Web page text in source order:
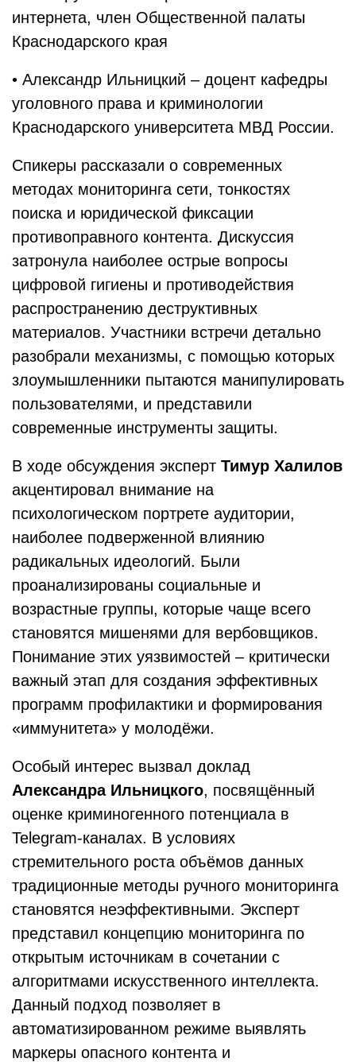
интернета, член Общественной палаты
Краснодарского края
• Александр Ильницкий – доцент кафедры
уголовного права и криминологии
Краснодарского университета МВД России.
Спикеры рассказали о современных
методах мониторинга сети, тонкостях
поиска и юридической фиксации
противоправного контента. Дискуссия
затронула наиболее острые вопросы
цифровой гигиены и противодействия
распространению деструктивных
материалов. Участники встречи детально
разобрали механизмы, с помощью которых
злоумышленники пытаются манипулировать
пользователями, и представили
современные инструменты защиты.
В ходе обсуждения эксперт Тимур Халилов
акцентировал внимание на
психологическом портрете аудитории,
наиболее подверженной влиянию
радикальных идеологий. Были
проанализированы социальные и
возрастные группы, которые чаще всего
становятся мишенями для вербовщиков.
Понимание этих уязвимостей – критически
важный этап для создания эффективных
программ профилактики и формирования
«иммунитета» у молодёжи.
Особый интерес вызвал доклад
Александра Ильницкого, посвящённый
оценке криминогенного потенциала в
Telegram-каналах. В условиях
стремительного роста объёмов данных
традиционные методы ручного мониторинга
становятся неэффективными. Эксперт
представил концепцию мониторинга по
открытым источникам в сочетании с
алгоритмами искусственного интеллекта.
Данный подход позволяет в
автоматизированном режиме выявлять
маркеры опасного контента и